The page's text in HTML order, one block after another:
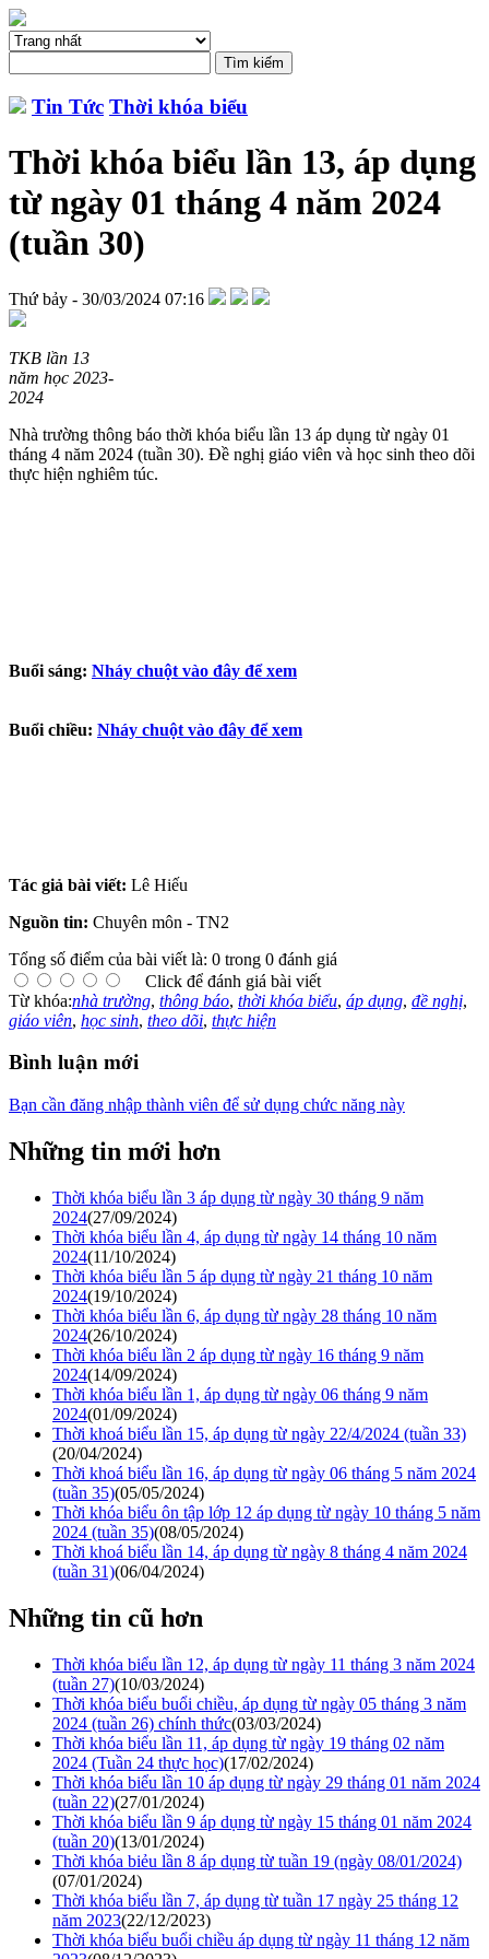
Tin Tức Thời khóa biểu
Thời khóa biểu lần 13, áp dụng
từ ngày 01 tháng 4 năm 2024
(tuần 30)
Thứ bảy - 30/03/2024 07:16
TKB lần 13
năm học 2023-
2024
Nhà trường thông báo thời khóa biểu lần 13 áp dụng từ ngày 01
tháng 4 năm 2024 (tuần 30). Đề nghị giáo viên và học sinh theo dõi
thực hiện nghiêm túc.
Buổi sáng: Nháy chuột vào đây để xem
Buổi chiều: Nháy chuột vào đây để xem
Tác giả bài viết: Lê Hiếu
Nguồn tin: Chuyên môn - TN2
Tổng số điểm của bài viết là: 0 trong 0 đánh giá
Click để đánh giá bài viết
Từ khóa:nhà trường, thông báo, thời khóa biểu, áp dụng, đề nghị,
giáo viên, học sinh, theo dõi, thực hiện
Bình luận mới
Bạn cần đăng nhập thành viên để sử dụng chức năng này
Những tin mới hơn
Thời khóa biểu lần 3 áp dụng từ ngày 30 tháng 9 năm
2024(27/09/2024)
Thời khóa biểu lần 4, áp dụng từ ngày 14 tháng 10 năm
2024(11/10/2024)
Thời khóa biểu lần 5 áp dụng từ ngày 21 tháng 10 năm
2024(19/10/2024)
Thời khóa biểu lần 6, áp dụng từ ngày 28 tháng 10 năm
2024(26/10/2024)
Thời khóa biểu lần 2 áp dụng từ ngày 16 tháng 9 năm
2024(14/09/2024)
Thời khóa biểu lần 1, áp dụng từ ngày 06 tháng 9 năm
2024(01/09/2024)
Thời khoá biểu lần 15, áp dụng từ ngày 22/4/2024 (tuần 33)
(20/04/2024)
Thời khoá biểu lần 16, áp dụng từ ngày 06 tháng 5 năm 2024
(tuần 35)(05/05/2024)
Thời khóa biểu ôn tập lớp 12 áp dụng từ ngày 10 tháng 5 năm
2024 (tuần 35)(08/05/2024)
Thời khoá biểu lần 14, áp dụng từ ngày 8 tháng 4 năm 2024
(tuần 31)(06/04/2024)
Những tin cũ hơn
Thời khóa biểu lần 12, áp dụng từ ngày 11 tháng 3 năm 2024
(tuần 27)(10/03/2024)
Thời khóa biểu buổi chiều, áp dụng từ ngày 05 tháng 3 năm
2024 (tuần 26) chính thức(03/03/2024)
Thời khóa biểu lần 11, áp dụng từ ngày 19 tháng 02 năm
2024 (Tuần 24 thực học)(17/02/2024)
Thời khóa biểu lần 10 áp dụng từ ngày 29 tháng 01 năm 2024
(tuần 22)(27/01/2024)
Thời khóa biểu lần 9 áp dụng từ ngày 15 tháng 01 năm 2024
(tuần 20)(13/01/2024)
Thời khóa biẻu lần 8 áp dụng từ tuần 19 (ngày 08/01/2024)
(07/01/2024)
Thời khóa biểu lần 7, áp dụng từ tuần 17 ngày 25 tháng 12
năm 2023(22/12/2023)
Thời khóa biểu buổi chiều áp dụng từ ngày 11 tháng 12 năm